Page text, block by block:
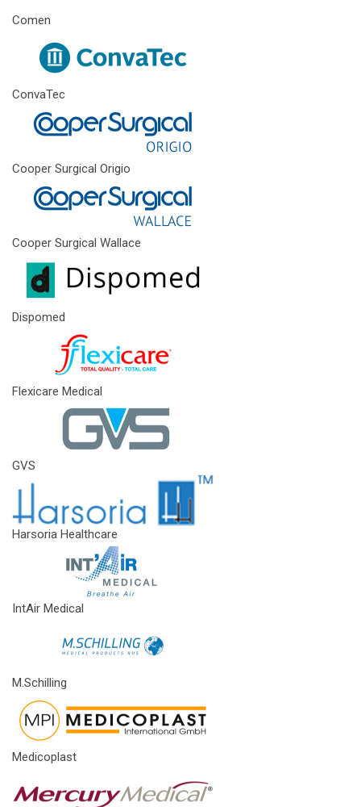
Comen
ConvaTec
Cooper Surgical Origio
Cooper Surgical Wallace
Dispomed
Flexicare Medical
GVS
Harsoria Healthcare
IntAir Medical
M.Schilling
Medicoplast